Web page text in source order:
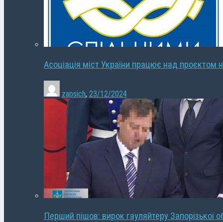
Асоціація міст України працює над проєктом
zapsich, 23/12/2024
Перший пішов: вирок гауляйтеру Запорізької